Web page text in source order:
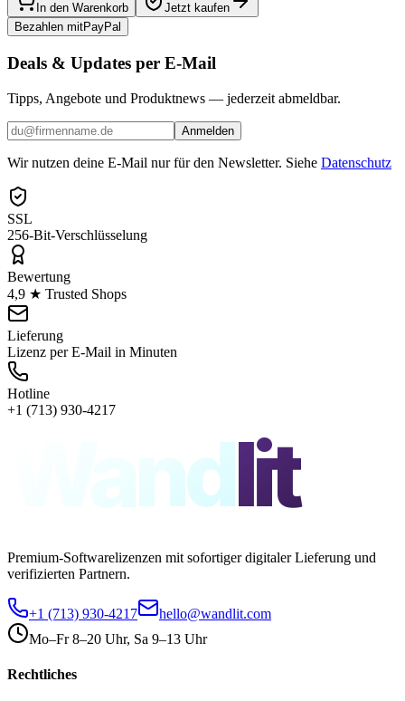
In den Warenkorb
Jetzt kaufen
Bezahlen mitPayPal
Deals & Updates per E-Mail
Tipps, Angebote und Produktnews — jederzeit abmeldbar.
Anmelden
Wir nutzen deine E-Mail nur für den Newsletter. Siehe Datenschutz
SSL
256-Bit-Verschlüsselung
Bewertung
4,9 ★ Trusted Shops
Lieferung
Lizenz per E-Mail in Minuten
Hotline
+1 (713) 930-4217
Wandlit
Premium-Softwarelizenzen mit sofortiger digitaler Lieferung und
verifizierten Partnern.
+1 (713) 930-4217
hello@wandlit.com
Mo–Fr 8–20 Uhr, Sa 9–13 Uhr
Rechtliches